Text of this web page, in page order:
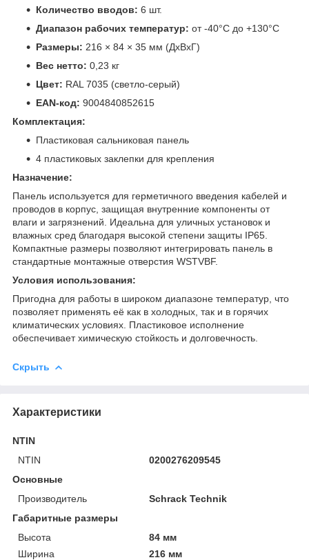
Количество вводов: 6 шт.
Диапазон рабочих температур: от -40°C до +130°C
Размеры: 216 × 84 × 35 мм (ДхВхГ)
Вес нетто: 0,23 кг
Цвет: RAL 7035 (светло-серый)
EAN-код: 9004840852615
Комплектация:
Пластиковая сальниковая панель
4 пластиковых заклепки для крепления
Назначение:
Панель используется для герметичного введения кабелей и
проводов в корпус, защищая внутренние компоненты от
влаги и загрязнений. Идеальна для уличных установок и
влажных сред благодаря высокой степени защиты IP65.
Компактные размеры позволяют интегрировать панель в
стандартные монтажные отверстия WSTVBF.
Условия использования:
Пригодна для работы в широком диапазоне температур, что
позволяет применять её как в холодных, так и в горячих
климатических условиях. Пластиковое исполнение
обеспечивает химическую стойкость и долговечность.
Скрыть
Характеристики
NTIN
NTIN
0200276209545
Основные
Производитель
Schrack Technik
Габаритные размеры
Высота
84 мм
Ширина
216 мм